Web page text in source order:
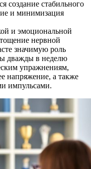
создание стабильного
и минимизация
и эмоциональной
нервной
значимую роль
дважды в неделю
упражнениям,
напряжение, а также
импульсами.